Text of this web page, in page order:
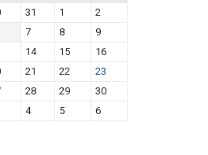
31 1
2
7 8
9
14 15
16
21 22
23
28 29
30
4 5 6